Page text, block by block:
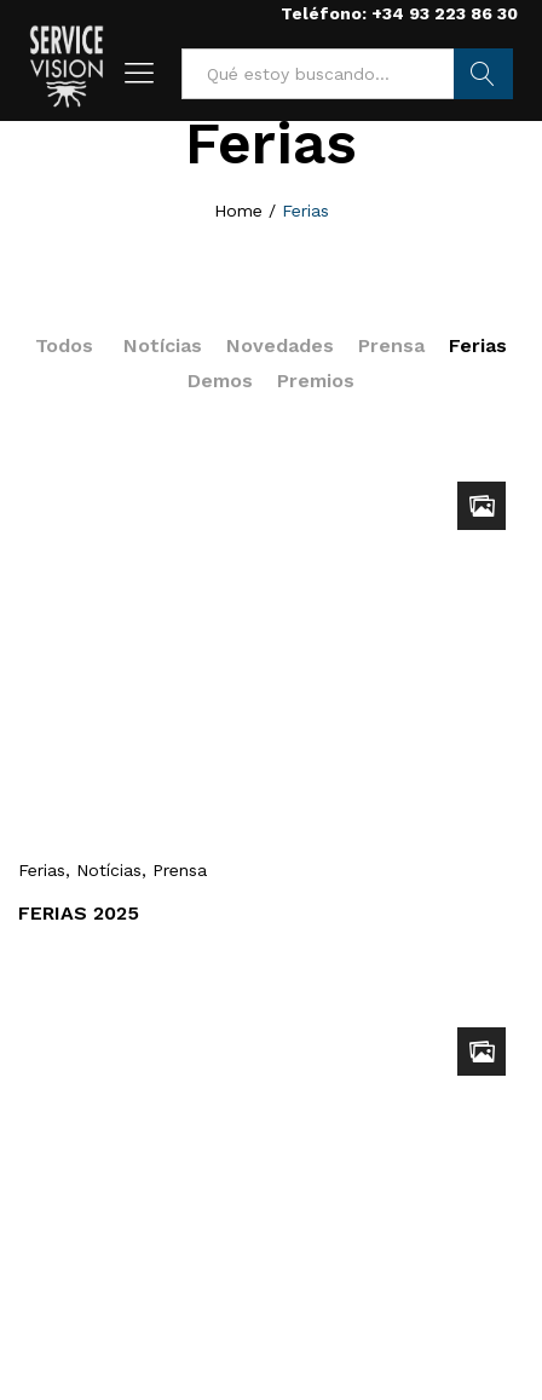
Teléfono: +34 93 223 86 30
Searc
Ferias
Home / Ferias
Todos Notícias Novedades Prensa
Ferias
Demos
Premios
Ferias, Notícias, Prensa
FERIAS 2025